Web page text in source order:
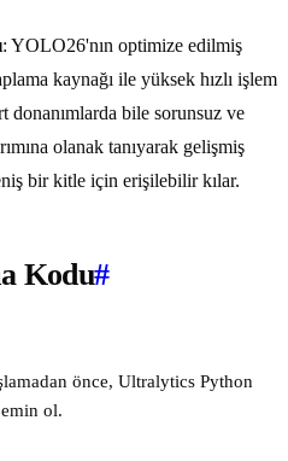
: YOLO26'nın optimize edilmiş
kaynağı ile yüksek hızlı işlem
donanımlarda bile sorunsuz ve
olanak tanıyarak gelişmiş
bir kitle için erişilebilir kılar.
Kodu#
önce, Ultralytics Python
ol.